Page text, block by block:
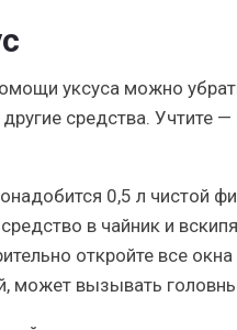
уксуса можно
средства. Учтите —
0,5 л чистой
средство в чайник и
откройте все
может вызывать